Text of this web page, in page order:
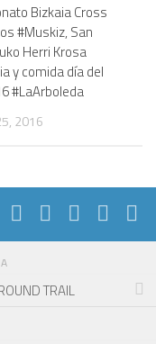
Bizkaia Cross
#Muskiz, San
Herri Krosa
y comida día del
#LaArboleda
2016
TRAIL